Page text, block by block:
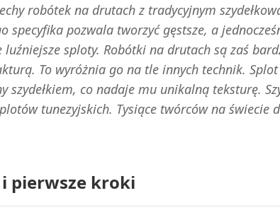
robótek na drutach z tradycyjnym
specyfika pozwala tworzyć gęstsze, a
sploty. Robótki na drutach są zaś
To wyróżnia go na tle innych technik. Splot
co nadaje mu unikalną teksturę.
tunezyjskich. Tysiące twórców na świecie
pierwsze kroki